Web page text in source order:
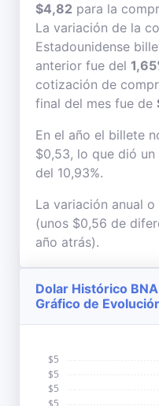
$4,82 para la
La variación de la
Estadounidense
anterior fue del
cotización de
final del mes fue de
En el año el billete
$0,53, lo que dió
del 10,93%.
La variación anual
(unos $0,56 de
año atrás).
Dolar Histórico
Gráfico de